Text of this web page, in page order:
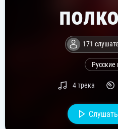
171
Русские
4 трека
Слушать